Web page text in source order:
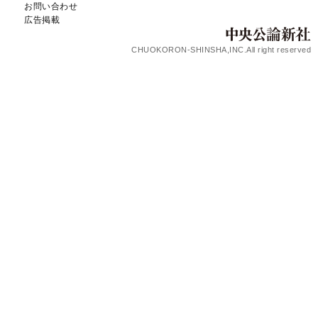
お問い合わせ
広告掲載
CHUOKORON-SHINSHA,INC.All right reserved